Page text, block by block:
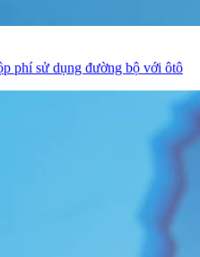
phí sử dụng đường bộ với ôtô